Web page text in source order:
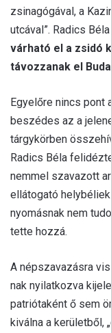
zsinagógával, a
utcával”. Radics
várható el a zsidó
távozzanak el
Egyelőre nincs pont
beszédes az a
tárgykörben
Radics Béla
nemmel szavazott
ellátogató
nyomásnak nem
tette hozzá.
A népszavazásra
nak nyilatkozva
patriótaként ő sem
kiválna a kerületből,